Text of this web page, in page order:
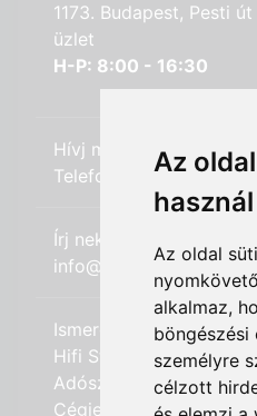
Az
használ
Az oldal
alkalmaz,
böngészési
személyre
célzott
1173. Budapest, Pesti
üzlet
H-P: 8:00 - 16:30
Hívj minket:
Telefon: +36 (20) 989-
Írj nekünk:
info@hifi-station.hu
Ismerd meg cégünket:
Hifi Station Kft.
Adószám: 13828222-
Cégjegyzékszám: 01-